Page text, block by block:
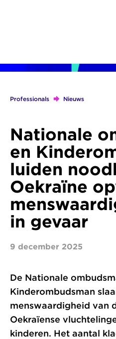
inhoud
Professionals Nieuws
Nationale
en
luiden
Oekraïne
in gevaar
9 december 2025
De Nationale
Kinderombudsman
menswaardigheid van
Oekraïense
kinderen. Het aantal